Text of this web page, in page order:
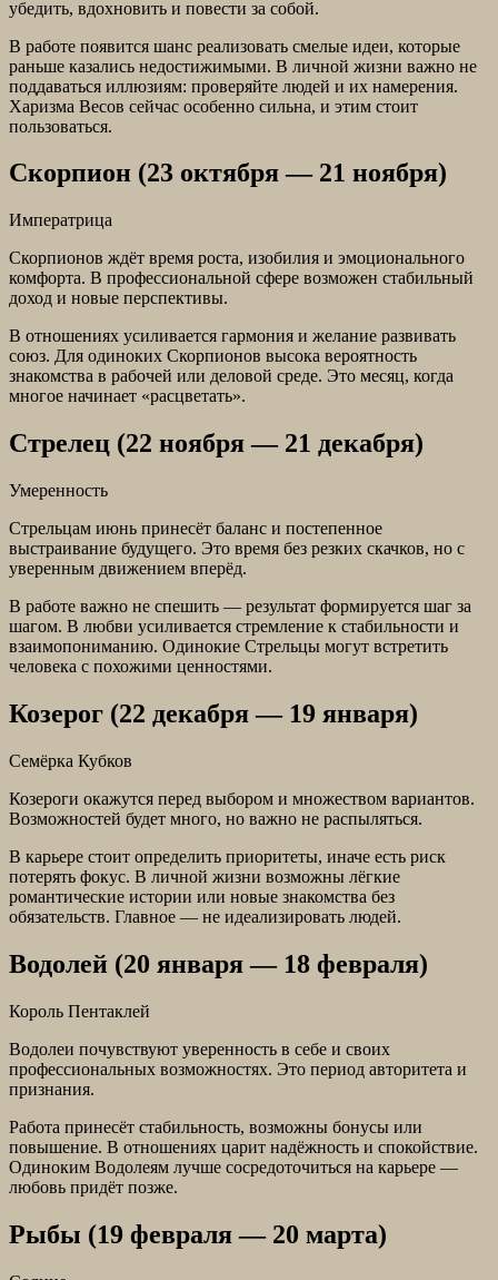
убедить, вдохновить и повести за собой.
В работе появится шанс реализовать смелые идеи, которые
раньше казались недостижимыми. В личной жизни важно не
поддаваться иллюзиям: проверяйте людей и их намерения.
Харизма Весов сейчас особенно сильна, и этим стоит
пользоваться.
Скорпион (23 октября — 21 ноября)
Императрица
Скорпионов ждёт время роста, изобилия и эмоционального
комфорта. В профессиональной сфере возможен стабильный
доход и новые перспективы.
В отношениях усиливается гармония и желание развивать
союз. Для одиноких Скорпионов высока вероятность
знакомства в рабочей или деловой среде. Это месяц, когда
многое начинает «расцветать».
Стрелец (22 ноября — 21 декабря)
Умеренность
Стрельцам июнь принесёт баланс и постепенное
выстраивание будущего. Это время без резких скачков, но с
уверенным движением вперёд.
В работе важно не спешить — результат формируется шаг за
шагом. В любви усиливается стремление к стабильности и
взаимопониманию. Одинокие Стрельцы могут встретить
человека с похожими ценностями.
Козерог (22 декабря — 19 января)
Семёрка Кубков
Козероги окажутся перед выбором и множеством вариантов.
Возможностей будет много, но важно не распыляться.
В карьере стоит определить приоритеты, иначе есть риск
потерять фокус. В личной жизни возможны лёгкие
романтические истории или новые знакомства без
обязательств. Главное — не идеализировать людей.
Водолей (20 января — 18 февраля)
Король Пентаклей
Водолеи почувствуют уверенность в себе и своих
профессиональных возможностях. Это период авторитета и
признания.
Работа принесёт стабильность, возможны бонусы или
повышение. В отношениях царит надёжность и спокойствие.
Одиноким Водолеям лучше сосредоточиться на карьере —
любовь придёт позже.
Рыбы (19 февраля — 20 марта)